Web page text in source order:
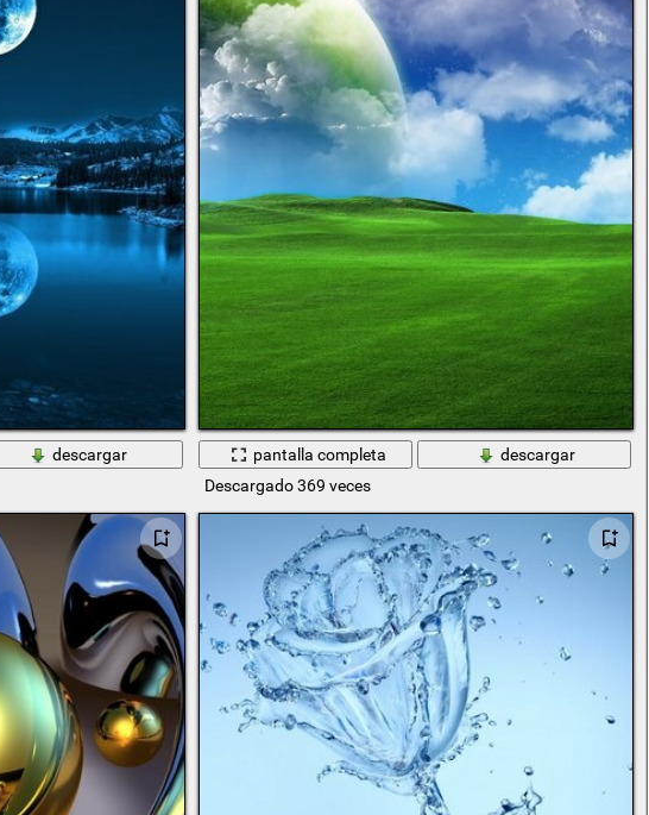
descargar
pantalla completa
descargar
Descargado 369 veces